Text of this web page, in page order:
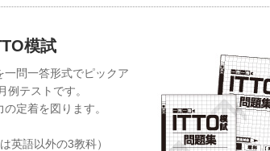
模試
問一答形式でピックア
例テストです。
定着を図ります。
英語以外の3教科）